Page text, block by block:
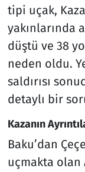
tipi uçak,
yakınlarında
düştü ve 38
neden oldu.
saldırısı
detaylı bir
Kazanın
Baku’dan
uçmakta olan
Seçim 2023
Spor
Televizyon